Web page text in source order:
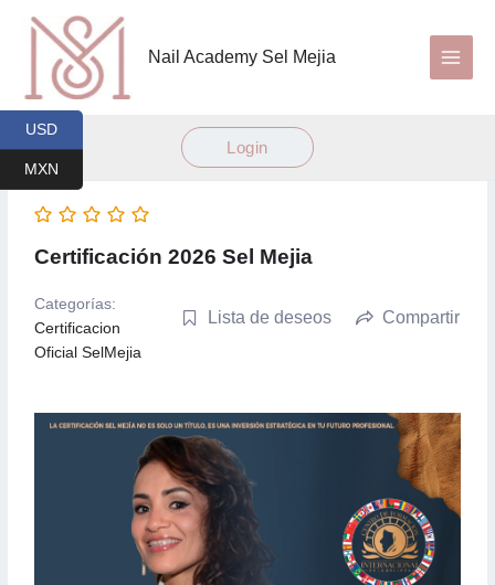
contenido
Nail Academy Sel Mejia
Login
Certificación 2026 Sel Mejia
Categorías:
Certificacion
Oficial SelMejia
Lista de deseos Compartir
USD
MXN